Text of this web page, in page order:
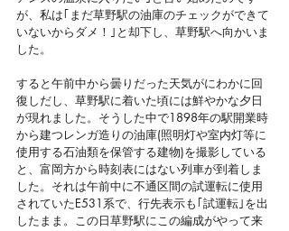
が、私は｢まだ草野駅の油庫のチェックができて
いないからダメ！｣と却下し、草野駅へ向かいま
した。
すると午前中から曇りだった天気がにわかに回
復しだし、草野駅に着いた頃には鮮やかな夕日
が現れました。そうした中で1898年の駅開業時
から建つレンガ造りの油庫(照明灯や室内灯等に
使用する石油類を保管する建物)を撮影している
と、富岡方から時刻表にはない列車が到着しま
した。それは午前中に不通区間の試運転に使用
されていたE531系で、行先表示も｢試運転｣を出
したまま。この日草野駅にこの編成がやって来